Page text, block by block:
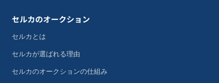
セルカのオークション
セルカとは
セルカが選ばれる理由
セルカのオークションの仕組み